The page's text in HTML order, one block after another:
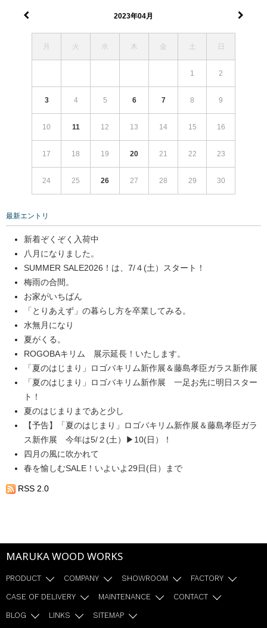
2023年04月
月 火 水 木 金 土 日
1 2
3 4 5 6 7 8 9
10 11 12 13 14 15 16
17 18 19 20 21 22 23
24 25 26 27 28 29 30
最新エントリ
新着ぞくぞく入荷中
八月になりました。
SUMMER SALE2026！は、7/４(土）スタート！
梅雨の合間。
お家がいちばん
「とりあえず」の暮らし方を卒業してみる。
水無月になり
夏がくる。
ROGOBAキリム 展示延長！いたします。
「夏のはじまり」ロゴバキリム新作展＆藤島孝臣ガラス新作展
「夏のはじまり」ロゴバキリム新作展 一足お先に明日スター
ト！
夏のはじまりまであと少し
【予告】「夏のはじまり」ロゴバキリム新作展＆藤島孝臣ガラ
ス新作展 今年は5/２(土）▶10(日）！
四月の風に吹かれて
春を愉しむSALE！いよいよ29日(日）まで
RSS 2.0
MARUKA WOOD WORKS
PRODUCT COMPANY SHOWROOM FACTORY
CASE OF DELIVERY MAINTENANCE CONTACT
BLOG LINKS SITEMAP